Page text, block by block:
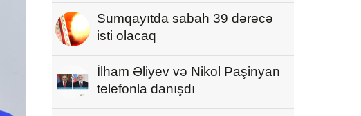
Sumqayıtda sabah 39 dərəcə
isti olacaq
İlham Əliyev və Nikol Paşinyan
telefonla danışdı